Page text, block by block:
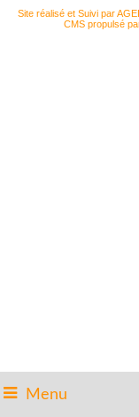
Menu
Site réalisé et Suivi par
CMS propulsé